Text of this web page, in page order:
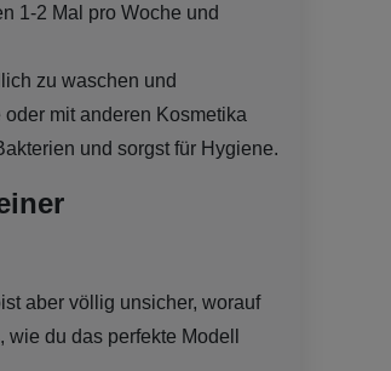
1-2 Mal pro Woche und
zu waschen und
mit anderen Kosmetika
und sorgst für Hygiene.
aber völlig unsicher, worauf
du das perfekte Modell